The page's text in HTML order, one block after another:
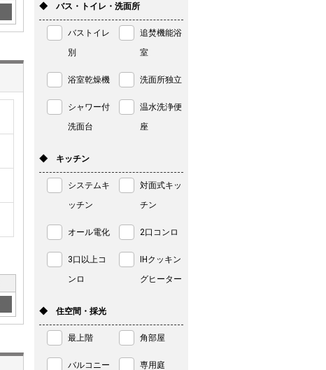
◆ バス・トイレ・洗面所
バストイレ
別
追焚機能浴
室
浴室乾燥機 洗面所独立
シャワー付
洗面台
温水洗浄便
座
◆ キッチン
システムキ
ッチン
対面式キッ
チン
オール電化 2口コンロ
3口以上コ
ンロ
IHクッキン
グヒーター
◆ 住空間・採光
最上階 角部屋
バルコニー 専用庭